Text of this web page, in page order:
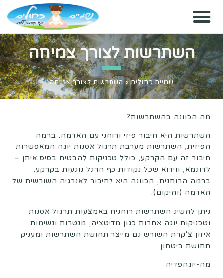
השתרשות לצורך צמיחה
שמיים כחולים»השתרשות לצורך צמיחה
מה הכוונה בהשתרשות?
השתרשות היא חיבור פיזי ורוחני עם האדמה. ברמה
הפיזית, השתרשות מערבת תרגול אסנות יוגה המאפשרות
חיבור זה עם הקרקע, כולל טכניקות להבטיח בסיס איתן –
לדוגמא, ווידוא שכל נקודות כף הרגל נוגעות בקרקע.
ברמה הרוחנית, הכוונה היא לחיבור לאנרגיה השורשית של
האדמה (והיקום).
ניתן להשיג השתרשות רוחנית באמצעות תרגול אסנות
וטכניקות יוגה אחרות כגון מדיטציה, מנטרות ונשימות.
איזון צ'קרת השורש גם מייצר תחושת השתרשות ומעניק
תחושת ביטחון.
מה-יוגהפדיה